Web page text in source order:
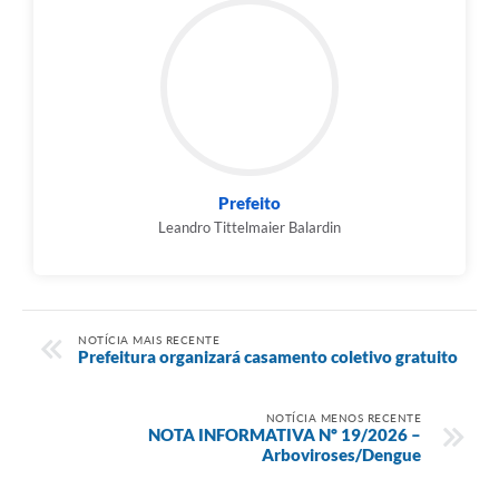
Prefeito
Leandro Tittelmaier Balardin
NOTÍCIA MAIS RECENTE
Prefeitura organizará casamento coletivo gratuito
NOTÍCIA MENOS RECENTE
NOTA INFORMATIVA Nº 19/2026 –
Arboviroses/Dengue